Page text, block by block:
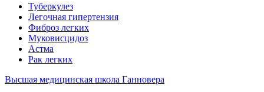
Туберкулез
Легочная гипертензия
Фиброз легких
Муковисцидоз
Астма
Рак легких
Высшая медицинская школа Ганновера